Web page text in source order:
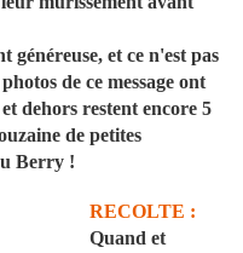
généreuse, et ce n'est pas
de ce message ont
dehors restent encore 5
de petites
Berry !
RECOLTE :
Quand et